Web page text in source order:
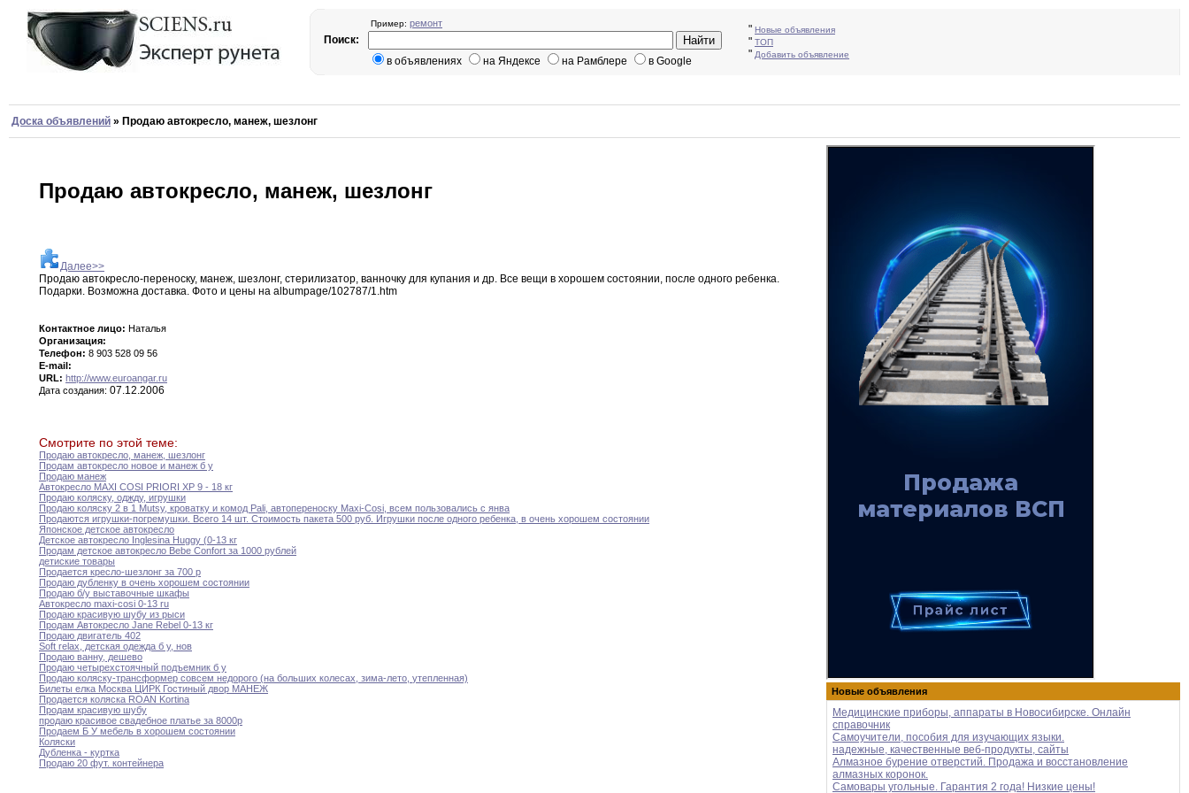
Пример: ремонт " Новые объявления
" ТОП
" Добавить объявление
Поиск:
в объявлениях
на Яндексе на Рамблере в Google
Доска объявлений » Продаю автокресло, манеж, шезлонг
Новые объявления
Медицинские приборы, аппараты в Новосибирске. Онлайн
справочник
Самоучители, пособия для изучающих языки.
надежные, качественные веб-продукты, сайты
Алмазное бурение отверстий. Продажа и восстановление
алмазных коронок.
Самовары угольные. Гарантия 2 года! Низкие цены!
Продаю автокресло, манеж, шезлонг
Далее>>
Продаю автокресло-переноску, манеж, шезлонг, стерилизатор, ванночку для купания и др. Все вещи в хорошем состоянии, после одного ребенка.
Подарки. Возможна доставка. Фото и цены на albumpage/102787/1.htm
Контактное лицо: Наталья
Организация:
Телефон: 8 903 528 09 56
E-mail:
URL: http://www.euroangar.ru
Дата создания: 07.12.2006
Смотрите по этой теме:
Продаю автокресло манеж шезлонг
Продам автокресло новое и манеж б у
Продаю манеж
Автокресло MAXI COSI PRIORI ХР 9 - 18 кг
Продаю коляску, оджду, игрушки
Продаю коляску 2 в 1 Mutsy, кроватку и комод Pali автопереноску Maxi-Cosi всем пользовались с янва
Продаются игрушки-погремушки
Всего 14 шт. Стоимость пакета 500 руб Игрушки после одного ребенка в очень хорошем состоянии
Японское детское автокресло
Детское автокресло Inglesina Huggy (0-13 кг
Продам детское автокресло Bebe Confort за 1000 рублей
детиские товары
Продается кресло-шезлонг за 700 р
Продаю дубленку в очень хорошем состоянии
Продаю б/у выставочные шкафы
Автокресло maxi-cosi 0-13 ru
Продаю красивую шубу из рыси
Продам Автокресло Jane Rebel 0-13 кг
Продаю двигатель 402
Soft relax
детская одежда б у, нов
Продаю ванну, дешево
Продаю четырехстоячный подъемник б у
Продаю коляску-трансформер совсем недорого (на больших колесах зима-лето, утепленная)
Билеты елка Москва ЦИРК Гостиный двор МАНЕЖ
Продается коляска ROAN Kortina
Продам красивую шубу
продаю красивое свадебное платье за 8000р
Продаем Б У мебель в хорошем состоянии
Коляски
Дубленка - куртка
Продаю 20 фут. контейнера